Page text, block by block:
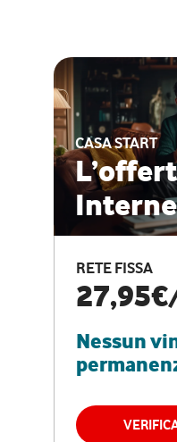
CASA START
RETE FISSA
27,95€
Nessun